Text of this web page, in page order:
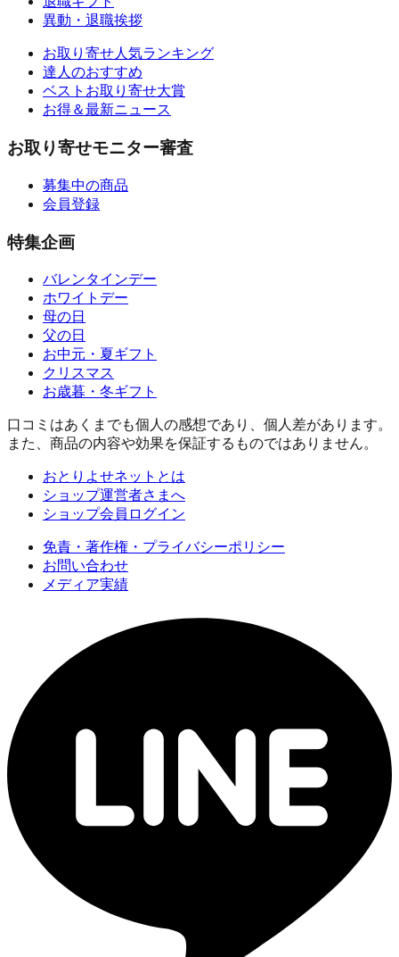
異動・退職挨拶
お取り寄せ人気ランキング
達人のおすすめ
ベストお取り寄せ大賞
お得＆最新ニュース
お取り寄せモニター審査
募集中の商品
会員登録
特集企画
バレンタインデー
ホワイトデー
母の日
父の日
お中元・夏ギフト
クリスマス
お歳暮・冬ギフト
口コミはあくまでも個人の感想であり、個人差があります。
また、商品の内容や効果を保証するものではありません。
おとりよせネットとは
ショップ運営者さまへ
ショップ会員ログイン
免責・著作権・プライバシーポリシー
お問い合わせ
メディア実績